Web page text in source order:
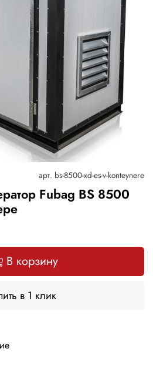
арт. bs-8500-xd-es-v-konteynere
Fubag BS 8500
В корзину
в 1 клик